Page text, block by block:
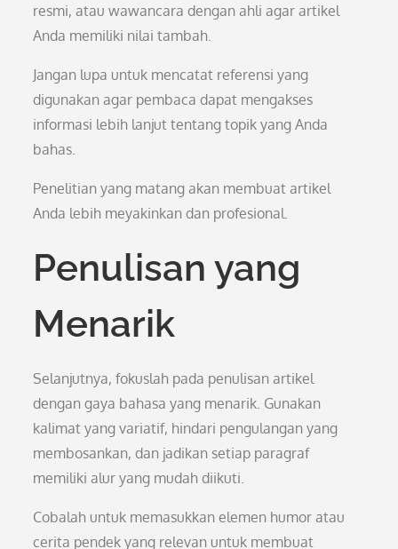
resmi, atau wawancara dengan ahli agar artikel
Anda memiliki nilai tambah.
Jangan lupa untuk mencatat referensi yang
digunakan agar pembaca dapat mengakses
informasi lebih lanjut tentang topik yang Anda
bahas.
Penelitian yang matang akan membuat artikel
Anda lebih meyakinkan dan profesional.
Penulisan yang
Menarik
Selanjutnya, fokuslah pada penulisan artikel
dengan gaya bahasa yang menarik. Gunakan
kalimat yang variatif, hindari pengulangan yang
membosankan, dan jadikan setiap paragraf
memiliki alur yang mudah diikuti.
Cobalah untuk memasukkan elemen humor atau
cerita pendek yang relevan untuk membuat